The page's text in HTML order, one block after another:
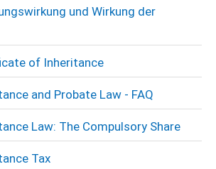
und Wirkung der
of Inheritance
and Probate Law - FAQ
Law: The Compulsory Share
Tax